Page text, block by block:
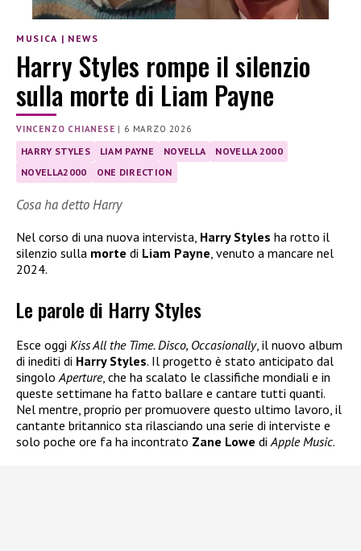
MUSICA | NEWS
Harry Styles rompe il silenzio
sulla morte di Liam Payne
VINCENZO CHIANESE | 6 MARZO 2026
HARRY STYLES LIAM PAYNE NOVELLA
NOVELLA 2000
NOVELLA2000
ONE DIRECTION
Cosa ha detto Harry
Nel corso di una nuova intervista, Harry Styles ha rotto il
silenzio sulla morte di Liam Payne , venuto a mancare nel
2024.
Le parole di Harry Styles
Esce oggi Kiss All the Time. Disco, Occasionally, il nuovo album
di inediti di Harry Styles. Il progetto è stato anticipato dal
singoloAperture, che ha scalato le classifiche mondiali e in
queste settimane ha fatto ballare e cantare tutti quanti.
Nel mentre, proprio per promuovere questo ultimo lavoro, il
cantante britannico sta rilasciando una serie di interviste e
solo poche ore fa ha incontrato Zane Lowe diApple Music.